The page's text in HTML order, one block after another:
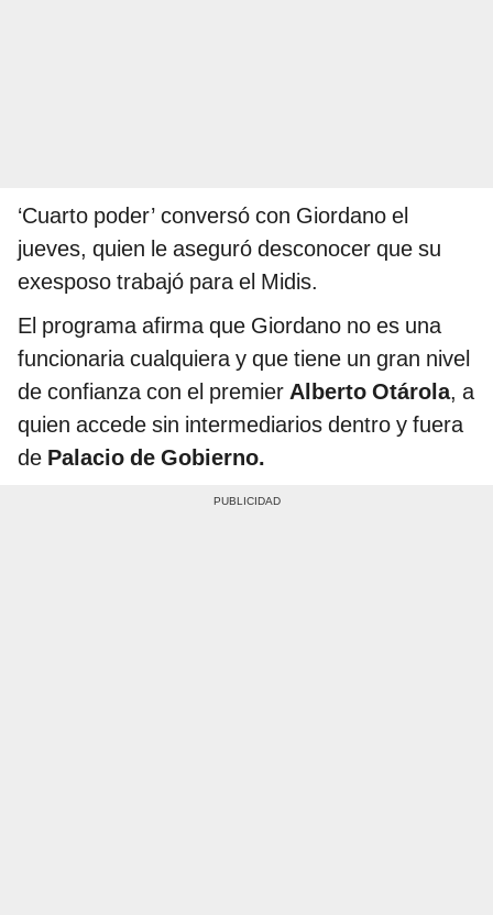
‘Cuarto poder’ conversó con Giordano el
jueves, quien le aseguró desconocer que su
exesposo trabajó para el Midis.
El programa afirma que Giordano no es una
funcionaria cualquiera y que tiene un gran nivel
de confianza con el premier Alberto Otárola, a
quien accede sin intermediarios dentro y fuera
de Palacio de Gobierno.